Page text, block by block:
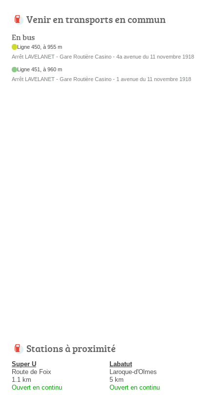
Venir en transports en commun
En bus
Ligne 450, à 955 m
Arrêt LAVELANET - Gare Routière Casino - 4a avenue du 11 novembre 1918
Ligne 451, à 960 m
Arrêt LAVELANET - Gare Routière Casino - 1 avenue du 11 novembre 1918
Stations à proximité
Super U
Route de Foix
1.1 km
Ouvert en continu
Labatut
Laroque-d'Olmes
5 km
Ouvert en continu